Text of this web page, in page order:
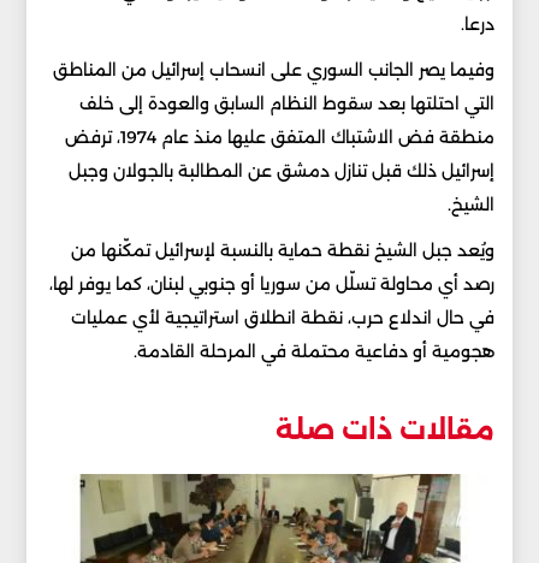
درعا.
وفيما يصر الجانب السوري على انسحاب إسرائيل من المناطق
التي احتلتها بعد سقوط النظام السابق والعودة إلى خلف
منطقة فض الاشتباك المتفق عليها منذ عام 1974، ترفض
إسرائيل ذلك قبل تنازل دمشق عن المطالبة بالجولان وجبل
الشيخ.
ويُعد جبل الشيخ نقطة حماية بالنسبة لإسرائيل تمكّنها من
رصد أي محاولة تسلّل من سوريا أو جنوبي لبنان، كما يوفر لها،
في حال اندلاع حرب، نقطة انطلاق استراتيجية لأي عمليات
هجومية أو دفاعية محتملة في المرحلة القادمة.
مقالات ذات صلة